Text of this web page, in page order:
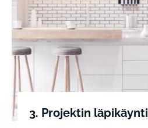
3. Projektin läpikäynti